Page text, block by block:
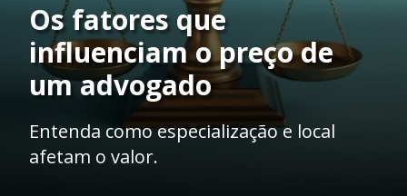
Os fatores que
influenciam o preço de
um advogado
Entenda como especialização e local
afetam o valor.